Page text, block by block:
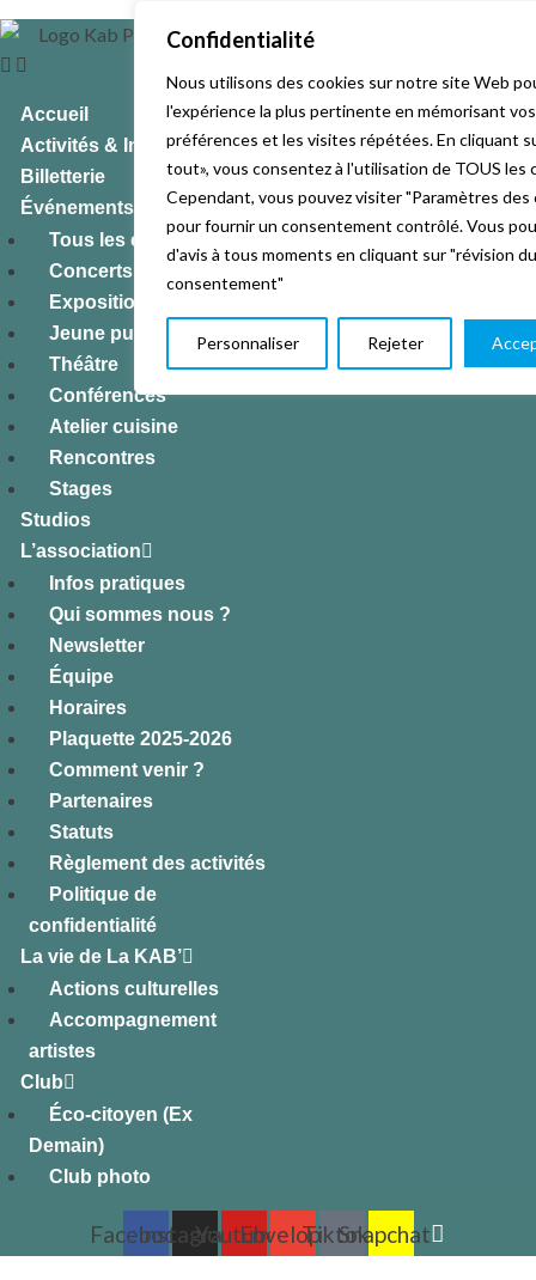
Confidentialité
Nous utilisons des cookies sur notre site Web
l'expérience la plus pertinente en mémorisant vos
préférences et les visites répétées. En cliquant
tout», vous consentez à l'utilisation de TOUS les
Cependant, vous pouvez visiter "Paramètres des
pour fournir un consentement contrôlé. Vous
d'avis à tous moments en cliquant sur "révision du
consentement"
Personnaliser Rejeter
Accueil
Activités & Inscriptions
Billetterie
Événements
Tous les événements
Concerts
Expositions
Jeune public
Théâtre
Conférences
Atelier cuisine
Rencontres
Stages
Studios
L’association
Infos pratiques
Qui sommes nous ?
Newsletter
Équipe
Horaires
Plaquette 2025-2026
Comment venir ?
Partenaires
Statuts
Règlement des activités
Politique de
confidentialité
La vie de La KAB’
Actions culturelles
Accompagnement
artistes
Club
Éco-citoyen (Ex
Demain)
Club photo
FacebookInstagramYoutubeEnvelopeTiktokSnapchat